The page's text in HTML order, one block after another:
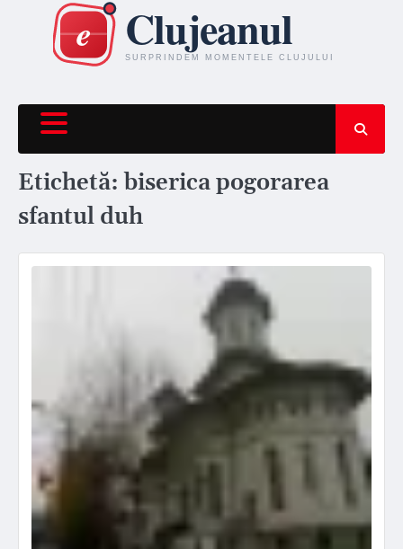
content
Etichetă:biserica pogorarea
sfantul duh